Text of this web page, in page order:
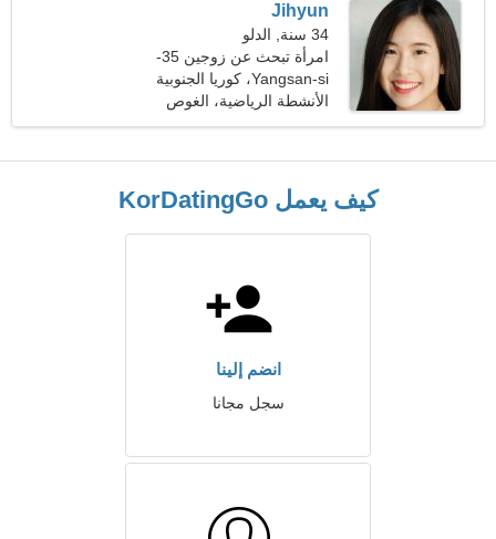
Jihyun
34 سنة, الدلو
امرأة تبحث عن زوجين 35-
44
Yangsan-si، كوريا الجنوبية
الأنشطة الرياضية، الغوص
كيف يعمل KorDatingGo
انضم إلينا
سجل مجانا